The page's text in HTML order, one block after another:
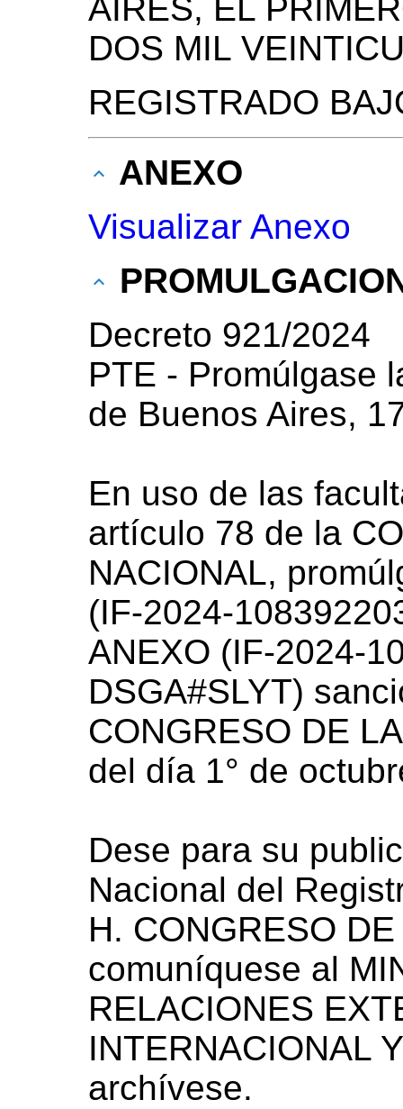
AIRES, EL
DOS MIL
REGISTRADO
ANEXO
Visualizar Anexo
Decreto 921/2024
PTE - Promúlgase
de Buenos Aires,
En uso de las
artículo 78 de la
NACIONAL,
(IF-2024-
ANEXO (IF-2024-
DSGA#SLYT)
CONGRESO DE
del día 1° de
Dese para su
Nacional del
H. CONGRESO
comuníquese al
RELACIONES
INTERNACIONAL
archívese.